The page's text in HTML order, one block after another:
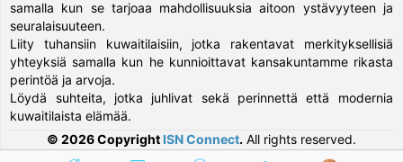
samalla kun se tarjoaa mahdollisuuksia aitoon ystävyyteen ja
seuralaisuuteen.
Liity tuhansiin kuwaitilaisiin, jotka rakentavat merkityksellisiä
yhteyksiä samalla kun he kunnioittavat kansakuntamme rikasta
perintöä ja arvoja.
Löydä suhteita, jotka juhlivat sekä perinnettä että modernia
kuwaitilaista elämää.
© 2026 Copyright ISN Connect. All rights reserved.